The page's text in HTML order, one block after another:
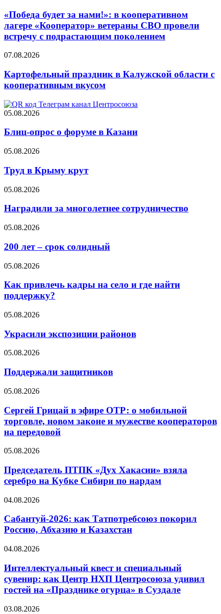
«Победа будет за нами!»: в кооперативном
лагере «Кооператор» ветераны СВО провели
встречу с подрастающим поколением
07.08.2026
Картофельный праздник в Калужской области с
кооперативным вкусом
05.08.2026
Блиц-опрос о форуме в Казани
05.08.2026
Труд в Крыму крут
05.08.2026
Наградили за многолетнее сотрудничество
05.08.2026
200 лет – срок солидный
05.08.2026
Как привлечь кадры на село и где найти
поддержку?
05.08.2026
Украсили экспозиции районов
05.08.2026
Поддержали защитников
05.08.2026
Сергей Грицай в эфире ОТР: о мобильной
торговле, новом законе и мужестве кооператоров
на передовой
05.08.2026
Председатель ПТПК «Дух Хакасии» взяла
серебро на Кубке Сибири по нардам
04.08.2026
Сабантуй-2026: как Татпотребсоюз покорил
Россию, Абхазию и Казахстан
04.08.2026
Интеллектуальный квест и специальный
сувенир: как Центр НХП Центросоюза удивил
гостей на «Празднике огурца» в Суздале
03.08.2026